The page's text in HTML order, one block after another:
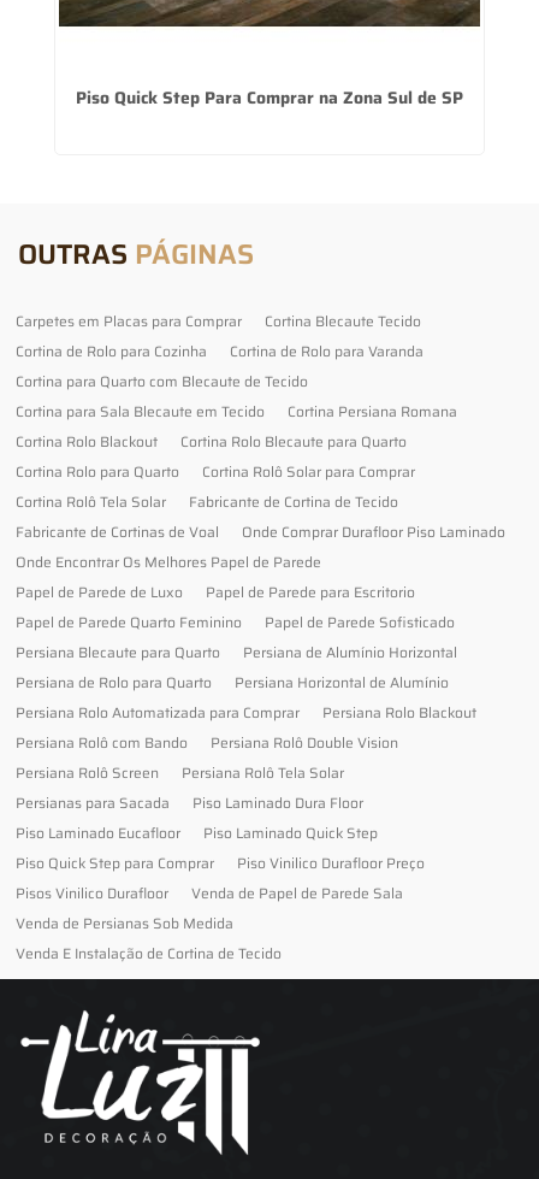
Piso Quick Step Para Comprar na Zona Sul de SP
OUTRAS PÁGINAS
Carpetes em Placas para Comprar
Cortina Blecaute Tecido
Cortina de Rolo para Cozinha
Cortina de Rolo para Varanda
Cortina para Quarto com Blecaute de Tecido
Cortina para Sala Blecaute em Tecido
Cortina Persiana Romana
Cortina Rolo Blackout
Cortina Rolo Blecaute para Quarto
Cortina Rolo para Quarto
Cortina Rolô Solar para Comprar
Cortina Rolô Tela Solar
Fabricante de Cortina de Tecido
Fabricante de Cortinas de Voal
Onde Comprar Durafloor Piso Laminado
Onde Encontrar Os Melhores Papel de Parede
Papel de Parede de Luxo
Papel de Parede para Escritorio
Papel de Parede Quarto Feminino
Papel de Parede Sofisticado
Persiana Blecaute para Quarto
Persiana de Alumínio Horizontal
Persiana de Rolo para Quarto
Persiana Horizontal de Alumínio
Persiana Rolo Automatizada para Comprar
Persiana Rolo Blackout
Persiana Rolô com Bando
Persiana Rolô Double Vision
Persiana Rolô Screen
Persiana Rolô Tela Solar
Persianas para Sacada
Piso Laminado Dura Floor
Piso Laminado Eucafloor
Piso Laminado Quick Step
Piso Quick Step para Comprar
Piso Vinilico Durafloor Preço
Pisos Vinilico Durafloor
Venda de Papel de Parede Sala
Venda de Persianas Sob Medida
Venda E Instalação de Cortina de Tecido